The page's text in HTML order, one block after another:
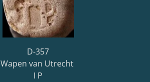
D-357
Wapen van Utrecht
I P